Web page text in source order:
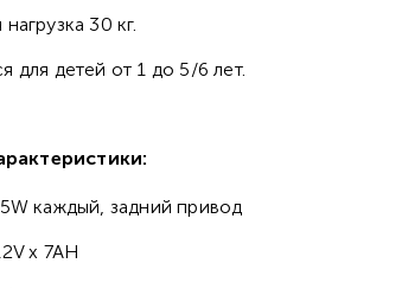
30 кг.
для детей от 1 до 5/6 лет.
каждый, задний привод
х 7АH